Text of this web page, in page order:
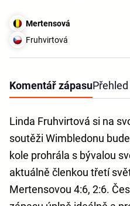
Mertensová
Fruhvirtová
Komentář zápasuPřehled
Linda Fruhvirtová si na
soutěži Wimbledonu
kole prohrála s bývalou
aktuálně členkou třetí
Mertensovou 4:6, 2:6.